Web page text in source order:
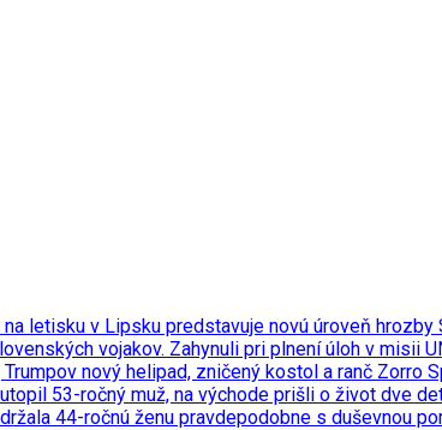
letisku v Lipsku predstavuje novú úroveň hrozby
vojakov. Zahynuli pri plnení úloh v misii
nový helipad, zničený kostol a ranč Zorro
53-ročný muž, na východe prišli o život dve
44-ročnú ženu pravdepodobne s duševnou